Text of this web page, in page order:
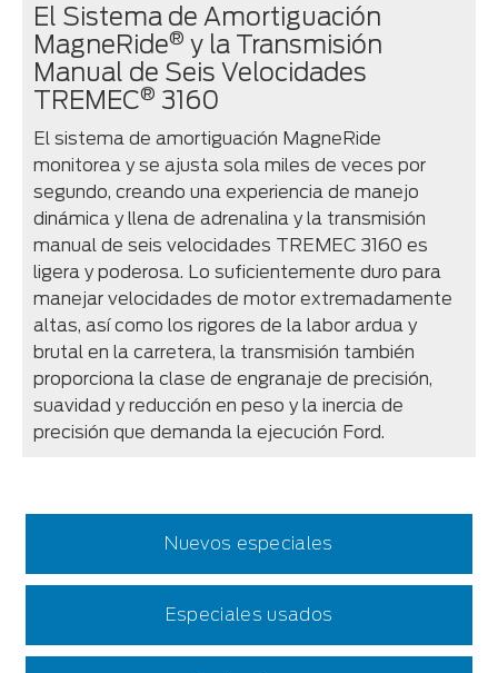
El Sistema de Amortiguación
MagneRide® y la Transmisión
Manual de Seis Velocidades
TREMEC® 3160
El sistema de amortiguación MagneRide
monitorea y se ajusta sola miles de veces por
segundo, creando una experiencia de manejo
dinámica y llena de adrenalina y la transmisión
manual de seis velocidades TREMEC 3160 es
ligera y poderosa. Lo suficientemente duro para
manejar velocidades de motor extremadamente
altas, así como los rigores de la labor ardua y
brutal en la carretera, la transmisión también
proporciona la clase de engranaje de precisión,
suavidad y reducción en peso y la inercia de
precisión que demanda la ejecución Ford.
Nuevos especiales
Especiales usados